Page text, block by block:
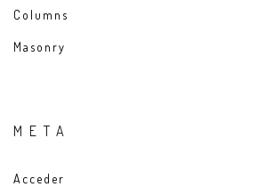
Columns
Masonry
META
Acceder